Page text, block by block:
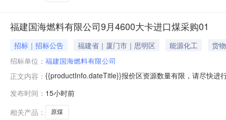
福建国海燃料有限公司9月4600大卡进口煤采购01
招标｜招标公告 福建省｜厦门市｜思明区 能源化工
货物
招标单位： 福建国海燃料有限公司
正文内容： {{productInfo.dateTitle}}报价区资源数量有限，请尽快进
{{zkPrice(productInfo.myBidItem.bidPrice,productInf
发布时间： 15小时前
相关产品：
原煤